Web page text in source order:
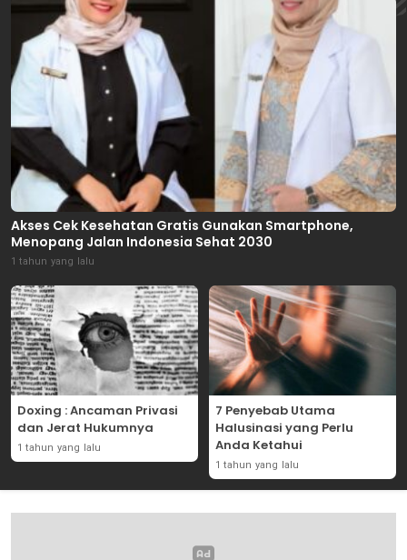
Akses Cek Kesehatan Gratis Gunakan Smartphone,
Menopang Jalan Indonesia Sehat 2030
1 tahun yang lalu
Doxing : Ancaman Privasi
dan Jerat Hukumnya
1 tahun yang lalu
7 Penyebab Utama
Halusinasi yang Perlu
Anda Ketahui
1 tahun yang lalu